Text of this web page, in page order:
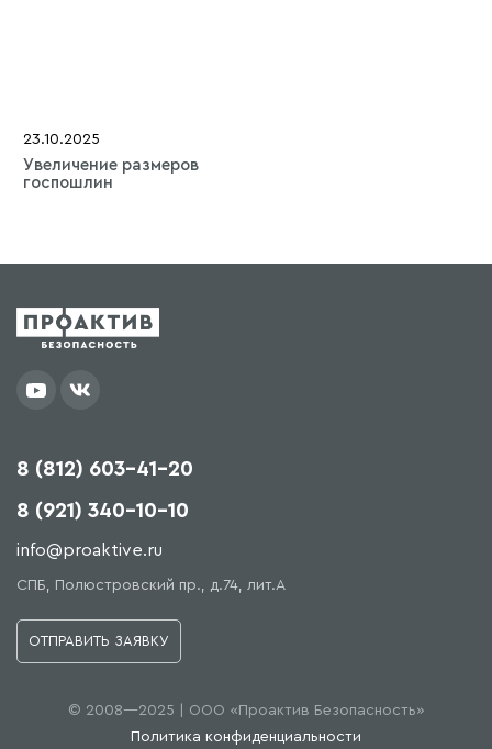
23.10.2025
Увеличение размеров
госпошлин
8 (812) 603-41-20
8 (921) 340-10-10
info@proaktive.ru
СПБ, Полюстровский пр., д.74, лит.А
ОТПРАВИТЬ ЗАЯВКУ
© 2008—2025 | ООО «Проактив Безопасность»
Политика конфиденциальности